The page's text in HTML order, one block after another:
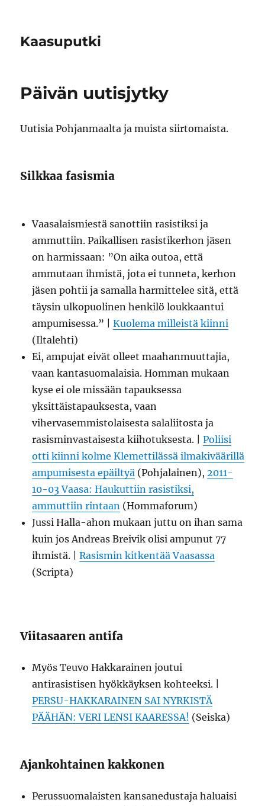
Kaasuputki
Päivän uutisjytky
Uutisia Pohjanmaalta ja muista siirtomaista.
Silkkaa fasismia
Vaasalaismiestä sanottiin rasistiksi ja
ammuttiin. Paikallisen rasistikerhon jäsen
on harmissaan: ”On aika outoa, että
ammutaan ihmistä, jota ei tunneta, kerhon
jäsen pohtii ja samalla harmittelee sitä, että
täysin ulkopuolinen henkilö loukkaantui
ampumisessa.” |Kuolema milleistä kiinni
(Iltalehti)
Ei, ampujat eivät olleet maahanmuuttajia,
vaan kantasuomalaisia. Homman mukaan
kyse ei ole missään tapauksessa
yksittäistapauksesta, vaan
vihervasemmistolaisesta salaliitosta ja
rasisminvastaisesta kiihotuksesta. |Poliisi
otti kiinni kolme Klemettilässä ilmakiväärillä
ampumisesta epäiltyä (Pohjalainen),2011-
10-03 Vaasa: Haukuttiin rasistiksi,
ammuttiin rintaan (Hommaforum)
Jussi Halla-ahon mukaan juttu on ihan sama
kuin jos Andreas Breivik olisi ampunut 77
ihmistä. |Rasismin kitkentää Vaasassa
(Scripta)
Viitasaaren antifa
Myös Teuvo Hakkarainen joutui
antirasistisen hyökkäyksen kohteeksi. |
PERSU-HAKKARAINEN SAI NYRKISTÄ
PÄÄHÄN: VERI LENSI KAARESSA! (Seiska)
Ajankohtainen kakkonen
Perussuomalaisten kansanedustaja haluaisi